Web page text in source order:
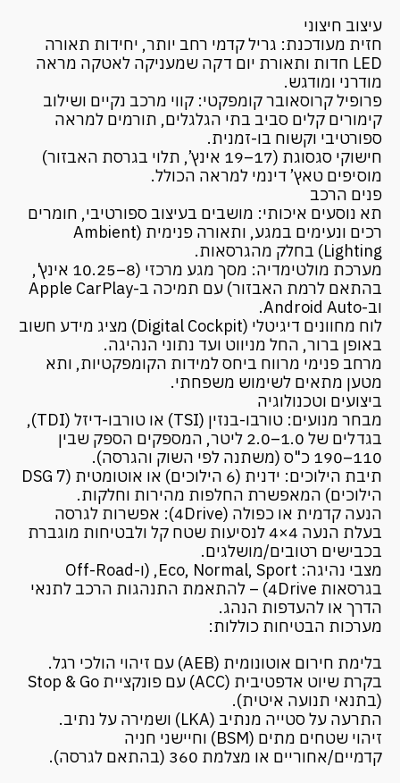
עיצוב חיצוני
חזית מעודכנת: גריל קדמי רחב יותר, יחידות תאורה
LED חדות ותאורת יום דקה שמעניקה לאטקה מראה
מודרני ומודגש.
פרופיל קרוסאובר קומפקטי: קווי מרכב נקיים ושילוב
קימורים קלים סביב בתי הגלגלים, תורמים למראה
ספורטיבי וקשוח בו-זמנית.
חישוקי סגסוגת (17–19 אינץ’, תלוי בגרסת האבזור)
מוסיפים טאץ’ דינמי למראה הכולל.
פנים הרכב
תא נוסעים איכותי: מושבים בעיצוב ספורטיבי, חומרים
רכים ונעימים במגע, ותאורה פנימית (Ambient
Lighting) בחלק מהגרסאות.
מערכת מולטימדיה: מסך מגע מרכזי (8–10.25 אינץ',
בהתאם לרמת האבזור) עם תמיכה ב-Apple CarPlay
וב-Android Auto.
לוח מחוונים דיגיטלי (Digital Cockpit) מציג מידע חשוב
באופן ברור, החל מניווט ועד נתוני הנהיגה.
מרחב פנימי מרווח ביחס למידות הקומפקטיות, ותא
מטען מתאים לשימוש משפחתי.
ביצועים וטכנולוגיה
מבחר מנועים: טורבו-בנזין (TSI) או טורבו-דיזל (TDI),
בגדלים של 1.0–2.0 ליטר, המספקים הספק שבין
110–190 כ"ס (משתנה לפי השוק והגרסה).
תיבת הילוכים: ידנית (6 הילוכים) או אוטומטית (DSG 7
הילוכים) המאפשרת החלפות מהירות וחלקות.
הנעה קדמית או כפולה (4Drive): אפשרות לגרסה
בעלת הנעה 4×4 לנסיעות שטח קל ולבטיחות מוגברת
בכבישים רטובים/מושלגים.
מצבי נהיגה: Eco, Normal, Sport, (ו-Off-Road
בגרסאות 4Drive) – להתאמת התנהגות הרכב לתנאי
הדרך או להעדפות הנהג.
מערכות הבטיחות כוללות:
בלימת חירום אוטונומית (AEB) עם זיהוי הולכי רגל.
בקרת שיוט אדפטיבית (ACC) עם פונקציית Stop & Go
(בתנאי תנועה איטית).
התרעה על סטייה מנתיב (LKA) ושמירה על נתיב.
זיהוי שטחים מתים (BSM) וחיישני חניה
קדמיים/אחוריים או מצלמת 360 (בהתאם לגרסה).